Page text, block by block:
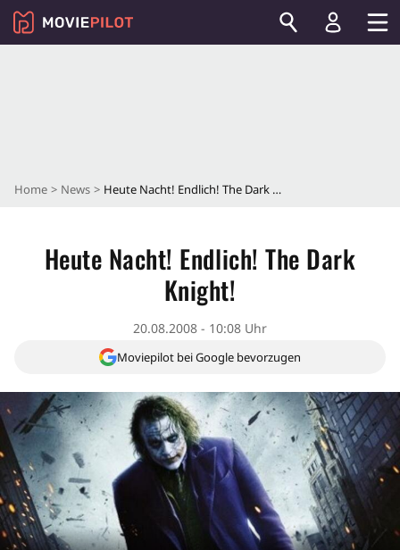
Home News Heute Nacht! Endlich! The Dark Knight!
Heute Nacht! Endlich! The Dark
Knight!
20.08.2008 - 10:08 Uhr
Moviepilot bei Google bevorzugen